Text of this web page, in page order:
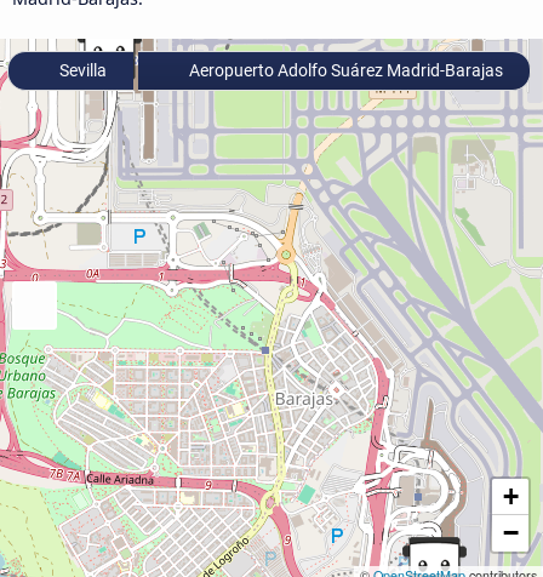
+
−
Sevilla Aeropuerto Adolfo Suárez Madrid-Barajas